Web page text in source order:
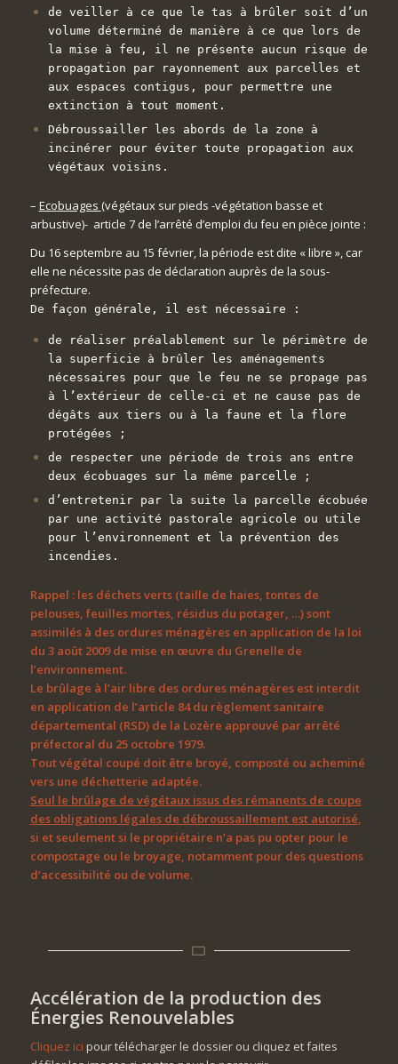
de veiller à ce que le tas à brûler soit d’un
volume déterminé de manière à ce que lors de
la mise à feu, il ne présente aucun risque de
propagation par rayonnement aux parcelles et
aux espaces contigus, pour permettre une
extinction à tout moment.
Débroussailler les abords de la zone à
incinérer pour éviter toute propagation aux
végétaux voisins.
– Ecobuages (végétaux sur pieds -végétation basse et
arbustive)- article 7 de l’arrêté d’emploi du feu en pièce jointe :
Du 16 septembre au 15 février, la période est dite « libre », car
elle ne nécessite pas de déclaration auprès de la sous-
préfecture.
De façon générale, il est nécessaire :
de réaliser préalablement sur le périmètre de
la superficie à brûler les aménagements
nécessaires pour que le feu ne se propage pas
à l’extérieur de celle-ci et ne cause pas de
dégâts aux tiers ou à la faune et la flore
protégées ;
de respecter une période de trois ans entre
deux écobuages sur la même parcelle ;
d’entretenir par la suite la parcelle écobuée
par une activité pastorale agricole ou utile
pour l’environnement et la prévention des
incendies.
Rappel : les déchets verts (taille de haies, tontes de
pelouses, feuilles mortes, résidus du potager, …) sont
assimilés à des ordures ménagères en application de la loi
du 3 août 2009 de mise en œuvre du Grenelle de
l’environnement.
Le brûlage à l’air libre des ordures ménagères est interdit
en application de l’article 84 du règlement sanitaire
départemental (RSD) de la Lozère approuvé par arrêté
préfectoral du 25 octobre 1979.
Tout végétal coupé doit être broyé, composté ou acheminé
vers une déchetterie adaptée.
Seul le brûlage de végétaux issus des rémanents de coupe
des obligations légales de débroussaillement est autorisé,
si et seulement si le propriétaire n’a pas pu opter pour le
compostage ou le broyage, notamment pour des questions
d’accessibilité ou de volume.
Accélération de la production des
Énergies Renouvelables
Cliquez ici pour télécharger le dossier ou cliquez et faites